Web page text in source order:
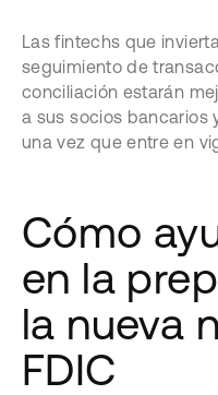
Las fintechs que
seguimiento de
conciliación estarán
a sus socios bancarios
una vez que entre en
Cómo
en la
la nueva
FDIC